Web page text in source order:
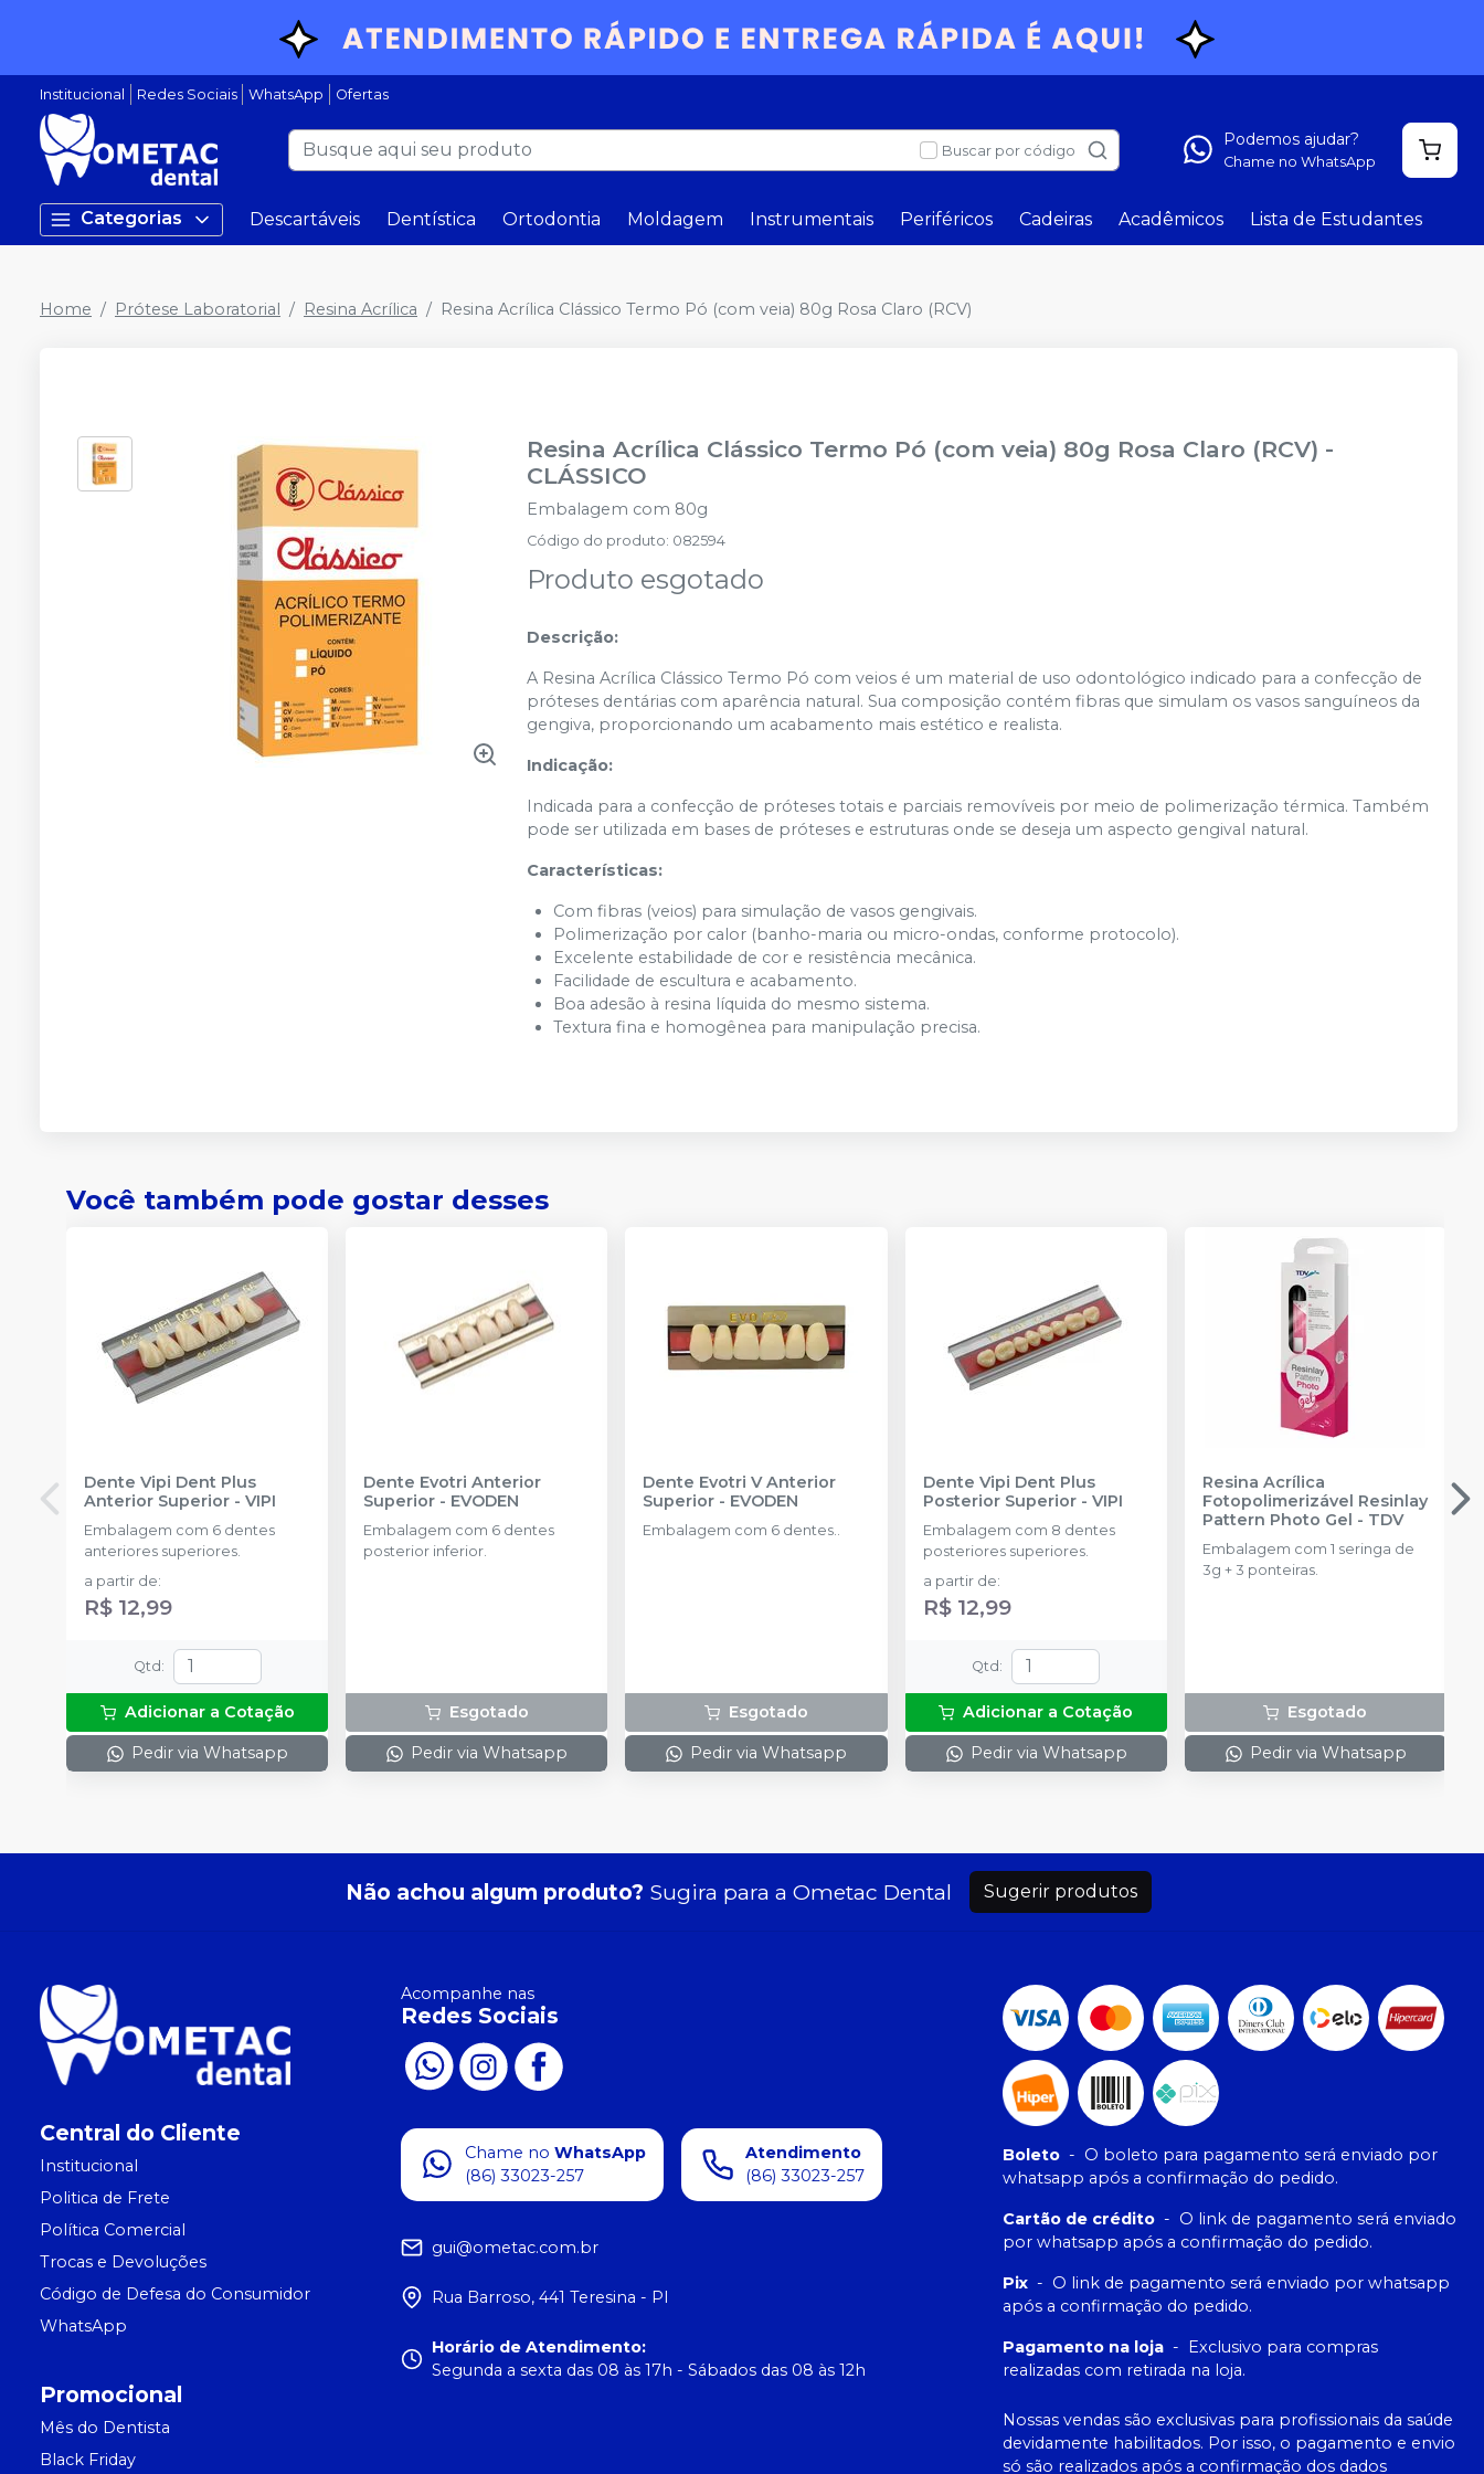
Institucional Redes Sociais WhatsApp Ofertas
Buscar por código
Podemos ajudar?
Chame no WhatsApp
Categorias Descartáveis Dentística Ortodontia Moldagem Instrumentais Periféricos Cadeiras Acadêmicos Lista de Estudantes
Home Prótese Laboratorial Resina Acrílica Resina Acrílica Clássico Termo Pó (com veia) 80g Rosa Claro (RCV)
Resina Acrílica Clássico Termo Pó (com veia) 80g Rosa Claro (RCV) -
CLÁSSICO
Embalagem com 80g
Código do produto: 082594
Produto esgotado
Descrição:
A Resina Acrílica Clássico Termo Pó com veios é um material de uso odontológico indicado para a confecção de
próteses dentárias com aparência natural. Sua composição contém fibras que simulam os vasos sanguíneos da
gengiva, proporcionando um acabamento mais estético e realista.
Indicação:
Indicada para a confecção de próteses totais e parciais removíveis por meio de polimerização térmica. Também
pode ser utilizada em bases de próteses e estruturas onde se deseja um aspecto gengival natural.
Características:
Com fibras (veios) para simulação de vasos gengivais.
Polimerização por calor (banho-maria ou micro-ondas, conforme protocolo).
Excelente estabilidade de cor e resistência mecânica.
Facilidade de escultura e acabamento.
Boa adesão à resina líquida do mesmo sistema.
Textura fina e homogênea para manipulação precisa.
Você também pode gostar desses
Dente Vipi Dent Plus
Anterior Superior - VIPI
Embalagem com 6 dentes
anteriores superiores.
a partir de:
R$ 12,99
Qtd :
Adicionar a Cotação
Pedir via Whatsapp
Dente Evotri Anterior
Superior - EVODEN
Embalagem com 6 dentes
posterior inferior.
Esgotado
Pedir via Whatsapp
Dente Evotri V Anterior
Superior - EVODEN
Embalagem com 6 dentes..
Esgotado
Pedir via Whatsapp
Dente Vipi Dent Plus
Posterior Superior- VIPI
Embalagem com 8 dentes
posteriores superiores.
a partir de:
R$ 12,99
Qtd :
Adicionar a Cotação
Pedir via Whatsapp
Resina Acrílica
Fotopolimerizável Resinlay
Pattern Photo Gel - TDV
Embalagem com 1 seringa de
3g + 3 ponteiras.
Esgotado
Pedir via Whatsapp
Não achou algum produto? Sugira para a Ometac Dental Sugerir produtos
Central do Cliente
Institucional
Politica de Frete
Política Comercial
Trocas e Devoluções
Código de Defesa do Consumidor
WhatsApp
Promocional
Mês do Dentista
Black Friday
Acompanhe nas
Redes Sociais
Chame no WhatsApp
(86) 33023-257
Atendimento
(86) 33023-257
gui@ometac.com.br
Rua Barroso, 441 Teresina - PI
Horário de Atendimento:
Segunda a sexta das 08 às 17h - Sábados das 08 às 12h
Boleto - O boleto para pagamento será enviado por
whatsapp após a confirmação do pedido.
Cartão de crédito - O link de pagamento será enviado
por whatsapp após a confirmação do pedido.
Pix - O link de pagamento será enviado por whatsapp
após a confirmação do pedido.
Pagamento na loja - Exclusivo para compras
realizadas com retirada na loja.
Nossas vendas são exclusivas para profissionais da saúde
devidamente habilitados. Por isso, o pagamento e envio
só são realizados após a confirmação dos dados